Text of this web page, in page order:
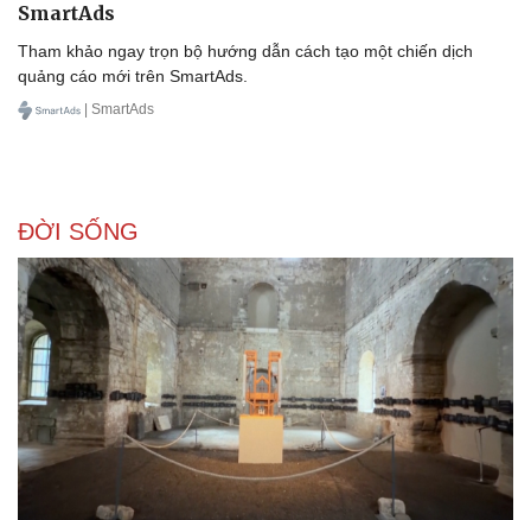
Sản phụ khoa
Nhi khoa
Nam khoa
Làm đẹp - giảm cân
Phòng mạch online
Ăn sạch sống khỏe
SmartAds
Tham khảo ngay trọn bộ hướng dẫn cách tạo một chiến dịch
quảng cáo mới trên SmartAds.
| SmartAds
ĐỜI SỐNG